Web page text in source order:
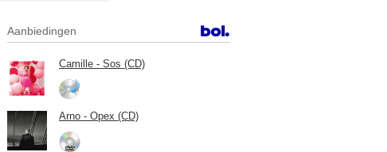
Aanbiedingen
Camille - Sos (CD)
Arno - Opex (CD)